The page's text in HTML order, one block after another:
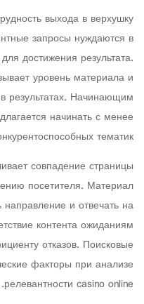
выхода в верхушку
запросы нуждаются в
достижения результата.
уровень материала и
результатах. Начинающим
начинать с менее
тематик.
совпадение страницы
посетителя. Материал
и отвечать на
контента ожиданиям
отказов. Поисковые
факторы при анализе
релевантности casino online.